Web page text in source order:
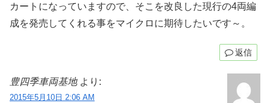
カートになっていますので、そこを改良した現行の4両編
成を発売してくれる事をマイクロに期待したいです～。
返信
豊四季車両基地 より:
2015年5月10日 2:06 AM